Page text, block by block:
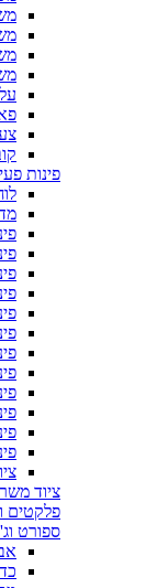
פינות
ציוד
פלקטים
ספורט